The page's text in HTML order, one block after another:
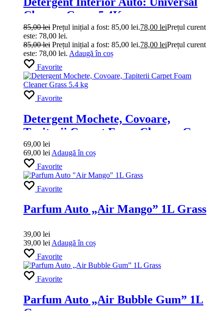
Cleaner Grass 5.4Kg
85,00lei Prețul inițial a fost: 85,00 lei.78,00 leiPrețul curent
este: 78,00 lei.
85,00lei Prețul inițial a fost: 85,00 lei.78,00 leiPrețul curent
este: 78,00 lei. Adaugă în coș
Favorite
Favorite
Detergent Mochete, Covoare,
Tapiterii Carpet Foam Cleaner Grass
5.4 kg
69,00 lei
69,00 lei Adaugă în coș
Favorite
Favorite
Parfum Auto „Air Mango” 1L Grass
39,00 lei
39,00 lei Adaugă în coș
Favorite
Favorite
Parfum Auto „Air Bubble Gum” 1L
Grass